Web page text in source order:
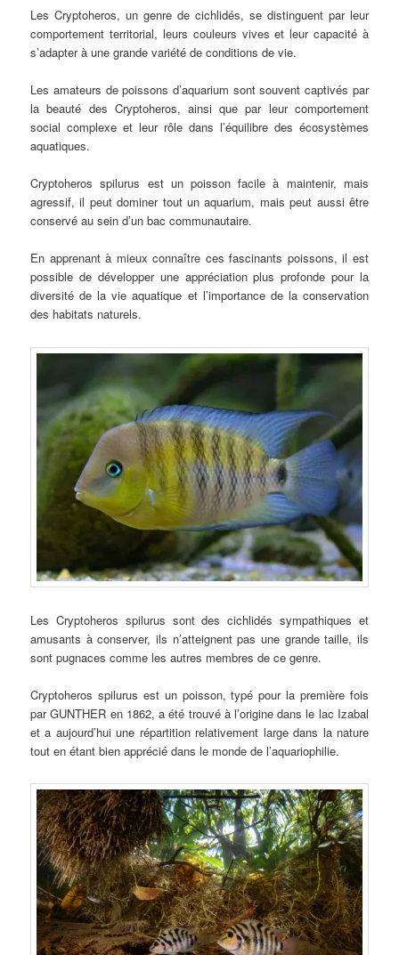
Les Cryptoheros, un genre de cichlidés, se distinguent par leur
comportement territorial, leurs couleurs vives et leur capacité à
s’adapter à une grande variété de conditions de vie.
Les amateurs de poissons d’aquarium sont souvent captivés par
la beauté des Cryptoheros, ainsi que par leur comportement
social complexe et leur rôle dans l’équilibre des écosystèmes
aquatiques.
Cryptoheros spilurus est un poisson facile à maintenir, mais
agressif, il peut dominer tout un aquarium, mais peut aussi être
conservé au sein d’un bac communautaire.
En apprenant à mieux connaître ces fascinants poissons, il est
possible de développer une appréciation plus profonde pour la
diversité de la vie aquatique et l’importance de la conservation
des habitats naturels.
Les Cryptoheros spilurus sont des cichlidés sympathiques et
amusants à conserver, ils n’atteignent pas une grande taille, ils
sont pugnaces comme les autres membres de ce genre.
Cryptoheros spilurus est un poisson, typé pour la première fois
par GUNTHER en 1862, a été trouvé à l’origine dans le lac Izabal
et a aujourd’hui une répartition relativement large dans la nature
tout en étant bien apprécié dans le monde de l’aquariophilie.